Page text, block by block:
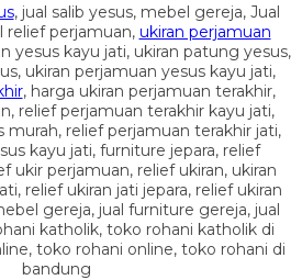
, jual salib yesus, mebel gereja, Jual
relief perjamuan, ukiran perjamuan
yesus kayu jati, ukiran patung yesus,
ukiran perjamuan yesus kayu jati,
, harga ukiran perjamuan terakhir,
relief perjamuan terakhir kayu jati,
murah, relief perjamuan terakhir jati,
kayu jati, furniture jepara, relief
ukir perjamuan, relief ukiran, ukiran
relief ukiran jati jepara, relief ukiran
gereja, jual furniture gereja, jual
katholik, toko rohani katholik di
toko rohani online, toko rohani di
bandung